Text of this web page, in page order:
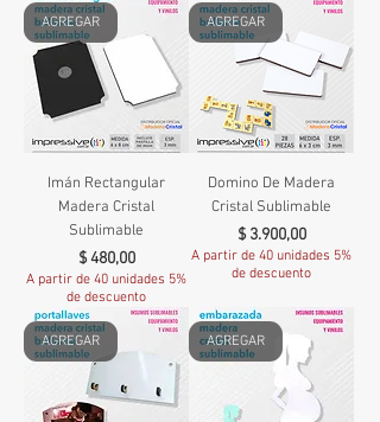
AGREGAR
Imán Rectangular
Madera Cristal
Sublimable
Precio
$ 480,00
A partir de 40 unidades 5%
de descuento
AGREGAR
Domino De Madera
Cristal Sublimable
Precio
$ 3.900,00
A partir de 40 unidades 5%
de descuento
AGREGAR AGREGAR